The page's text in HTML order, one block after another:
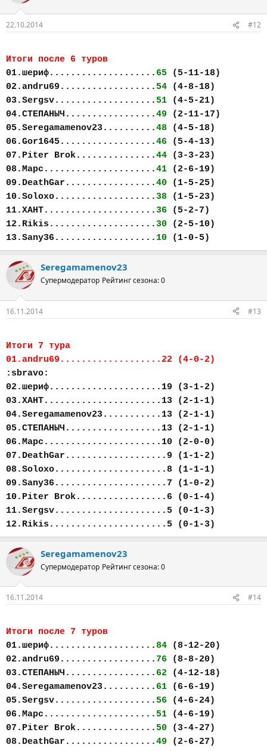
22.10.2014 #12
Итоги после 6 туров
01.шериф.................... 65 (5-11-18)
02.andru69.................. 54 (4-8-18)
03.Sergsv................... 51 (4-5-21)
04.СТЕПАНЫЧ.................49 (2-11-17)
05.Seregamamenov23..........48 (4-5-18)
06.Gor1645..................46 (5-4-13)
07.Piter Brok...............44 (3-3-23)
08.Марс.....................41 (2-6-19)
09.DeathGar.................40 (1-5-25)
10.Soloxo...................38 (1-5-23)
11.ХАНТ.....................36 (5-2-7)
12.Rikis....................30 (2-5-10)
13.Sany36................... 10 (1-0-5)
Seregamamenov23
Супермодератор Рейтинг сезона: 0
16.11.2014 #13
Итоги 7 тура
01.andru69...................22 (4-0-2)
:sbravo:
02.шериф.....................19 (3-1-2)
03.ХАНТ......................13 (2-1-1)
04.Seregamamenov23...........13 (2-1-1)
05.СТЕПАНЫЧ..................13 (2-1-1)
06.Марс......................10 (2-0-0)
07.DeathGar...................9 (1-1-2)
08.Soloxo.....................8 (1-1-1)
09.Sany36.....................7 (1-0-2)
10.Piter Brok.................6 (0-1-4)
11.Sergsv.....................5 (0-1-3)
12.Rikis......................5 (0-1-3)
Seregamamenov23
Супермодератор Рейтинг сезона: 0
16.11.2014 #14
Итоги после 7 туров
01.шериф....................84 (8-12-20)
02.andru69.................. 76 (8-8-20)
03.СТЕПАНЫЧ................. 62 (4-12-18)
04.Seregamamenov23.......... 61 (6-6-19)
05.Sergsv................... 56 (4-6-24)
06.Марс..................... 51 (4-6-19)
07.Piter Brok............... 50 (3-4-27)
08.DeathGar.................49 (2-6-27)